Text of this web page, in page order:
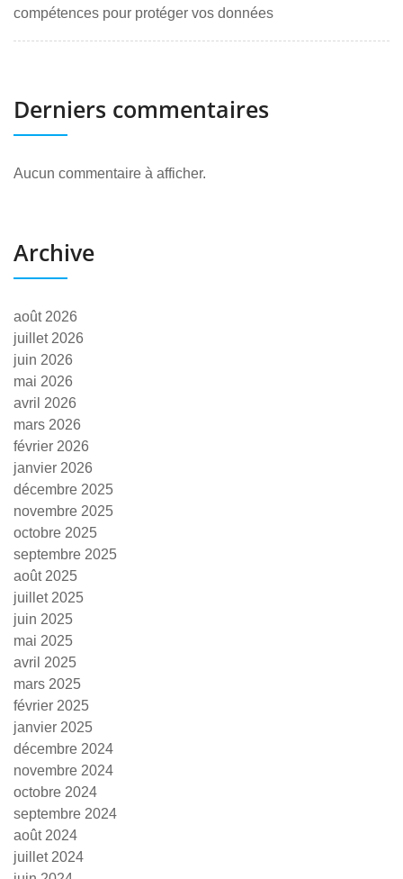
compétences pour protéger vos données
Derniers commentaires
Aucun commentaire à afficher.
Archive
août 2026
juillet 2026
juin 2026
mai 2026
avril 2026
mars 2026
février 2026
janvier 2026
décembre 2025
novembre 2025
octobre 2025
septembre 2025
août 2025
juillet 2025
juin 2025
mai 2025
avril 2025
mars 2025
février 2025
janvier 2025
décembre 2024
novembre 2024
octobre 2024
septembre 2024
août 2024
juillet 2024